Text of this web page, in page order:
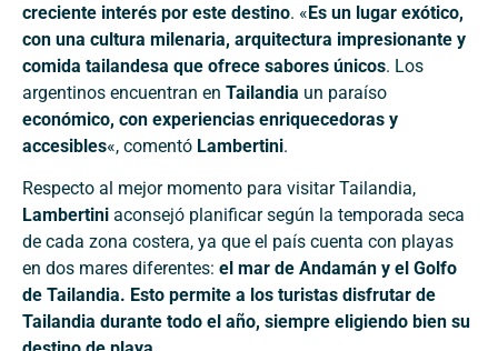
creciente interés por este destino. «Es un lugar exótico,
con una cultura milenaria, arquitectura impresionante y
comida tailandesa que ofrece sabores únicos. Los
argentinos encuentran en Tailandia un paraíso
económico, con experiencias enriquecedoras y
accesibles«, comentó Lambertini.
Respecto al mejor momento para visitar Tailandia,
Lambertini aconsejó planificar según la temporada seca
de cada zona costera, ya que el país cuenta con playas
en dos mares diferentes: el mar de Andamán y el Golfo
de Tailandia. Esto permite a los turistas disfrutar de
Tailandia durante todo el año, siempre eligiendo bien su